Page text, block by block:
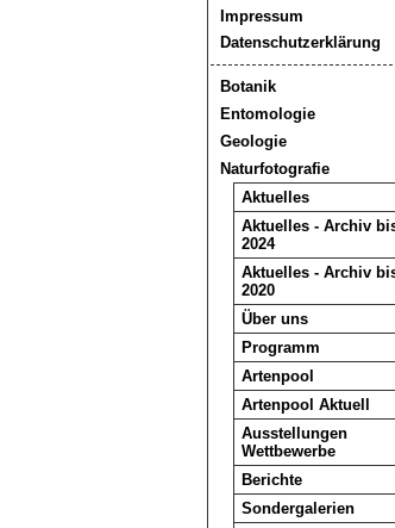
Impressum
Datenschutzerklärung
Botanik
Entomologie
Geologie
Naturfotografie
Aktuelles
Aktuelles - Archiv
2024
Aktuelles - Archiv
2020
Über uns
Programm
Artenpool
Artenpool Aktuell
Ausstellungen
Wettbewerbe
Berichte
Sondergalerien